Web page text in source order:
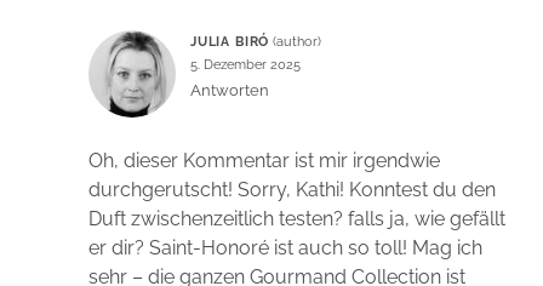
JULIA BIRÓ
5. Dezember 2025
Antworten
Oh, dieser Kommentar ist mir irgendwie
durchgerutscht! Sorry, Kathi! Konntest du den
Duft zwischenzeitlich testen? falls ja, wie gefällt
er dir? Saint-Honoré ist auch so toll! Mag ich
sehr – die ganzen Gourmand Collection ist